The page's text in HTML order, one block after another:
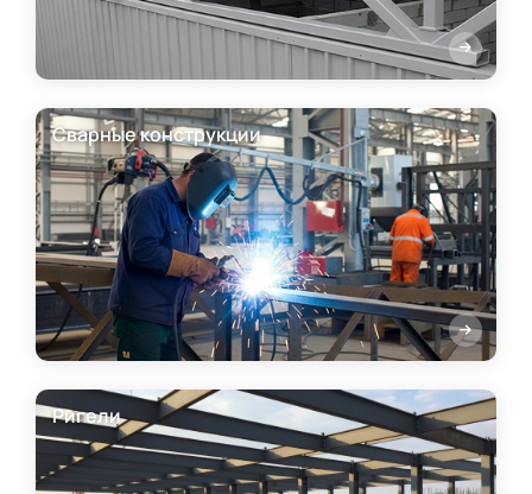
Сварные конструкции
Ригели